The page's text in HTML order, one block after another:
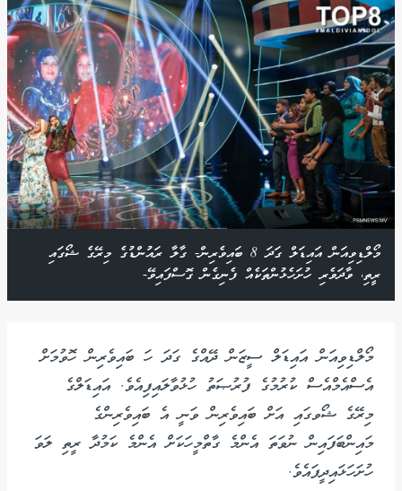
މޯލްޑިވިއަން އައިޑަލް ގަދަ 8 ބައިވެރިން- ގާލާ ރައުންޑުގެ މިރޭގެ ޝޯގައި
ރީތި، ވާދަވެރި ހުށަހެޅުންތަކެއް ފެނިގެން ގޮސްފައިވޭ-
މޯލްޑިވިއަން އައިޑަލް ސީޒަން ދޭއްގެ ގަދަ ހަ ބައިވެރިން ހޮވުމަށް
އެސްއެމްއެސް ކުރުމުގެ ފުރުޞަތު ހުޅުވާލައިފިއެވެ. އައިޑަލްގެ
މިރޭގެ ޝޯވގައި އަށް ބައިވެރިން ވަނީ އެ ބައިވެރިންގެ
މައިންބަފައިން ނުވަތަ އެންމެ ގާތްމީހަކަށް އެންމެ ކަމުދާ ރީތި ލަވަ
ހުށަހަޅައިދީފައެވެ.